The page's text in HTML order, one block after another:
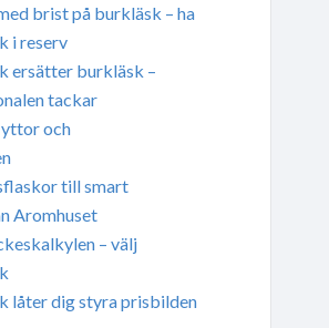
brist på burkläsk – ha
i reserv
ersätter burkläsk –
tackar
och
till smart
Aromhuset
– välj
låter dig styra prisbilden